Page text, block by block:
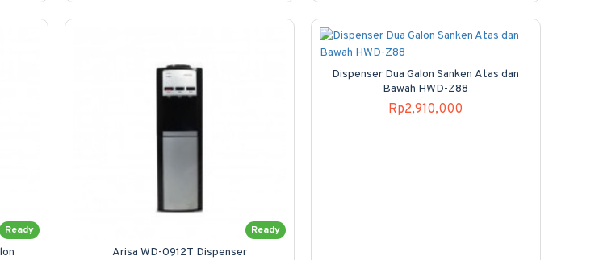
Ready Ready
Arisa WD-0912T Dispenser
Dispenser Dua Galon Sanken Atas dan
Bawah HWD-Z88
Rp2,910,000